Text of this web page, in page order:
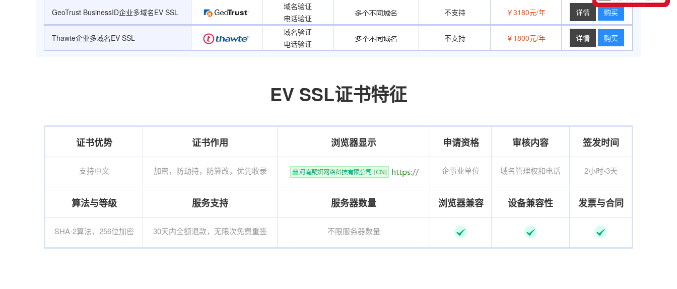
GeoTrust BusinessID企业多域名EV SSL
域名验证
电话验证
不支持 ￥3180元/年 购买
Thawte企业多域名EV SSL
域名验证
电话验证
不支持 ￥1800元/年 购买
EV SSL证书特征
证书优势 证书作用 浏览器显示 申请资格 审核内容 签发时间
支持中文 加密，防劫持，防篡改，优先收录 企事业单位 域名管理权和电话 2小时-3天
算法与等级 服务支持 服务器数量 浏览器兼容 设备兼容性 发票与合同
SHA-2算法，256位加密 30天内全额退款，无限次免费重签 不限服务器数量